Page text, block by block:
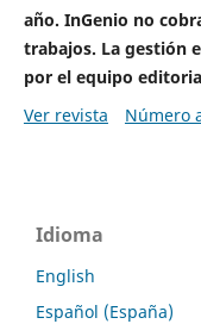
año. InGenio no
trabajos. La gestión
por el equipo
Ver revista
Número
Idioma
English
Español (España)